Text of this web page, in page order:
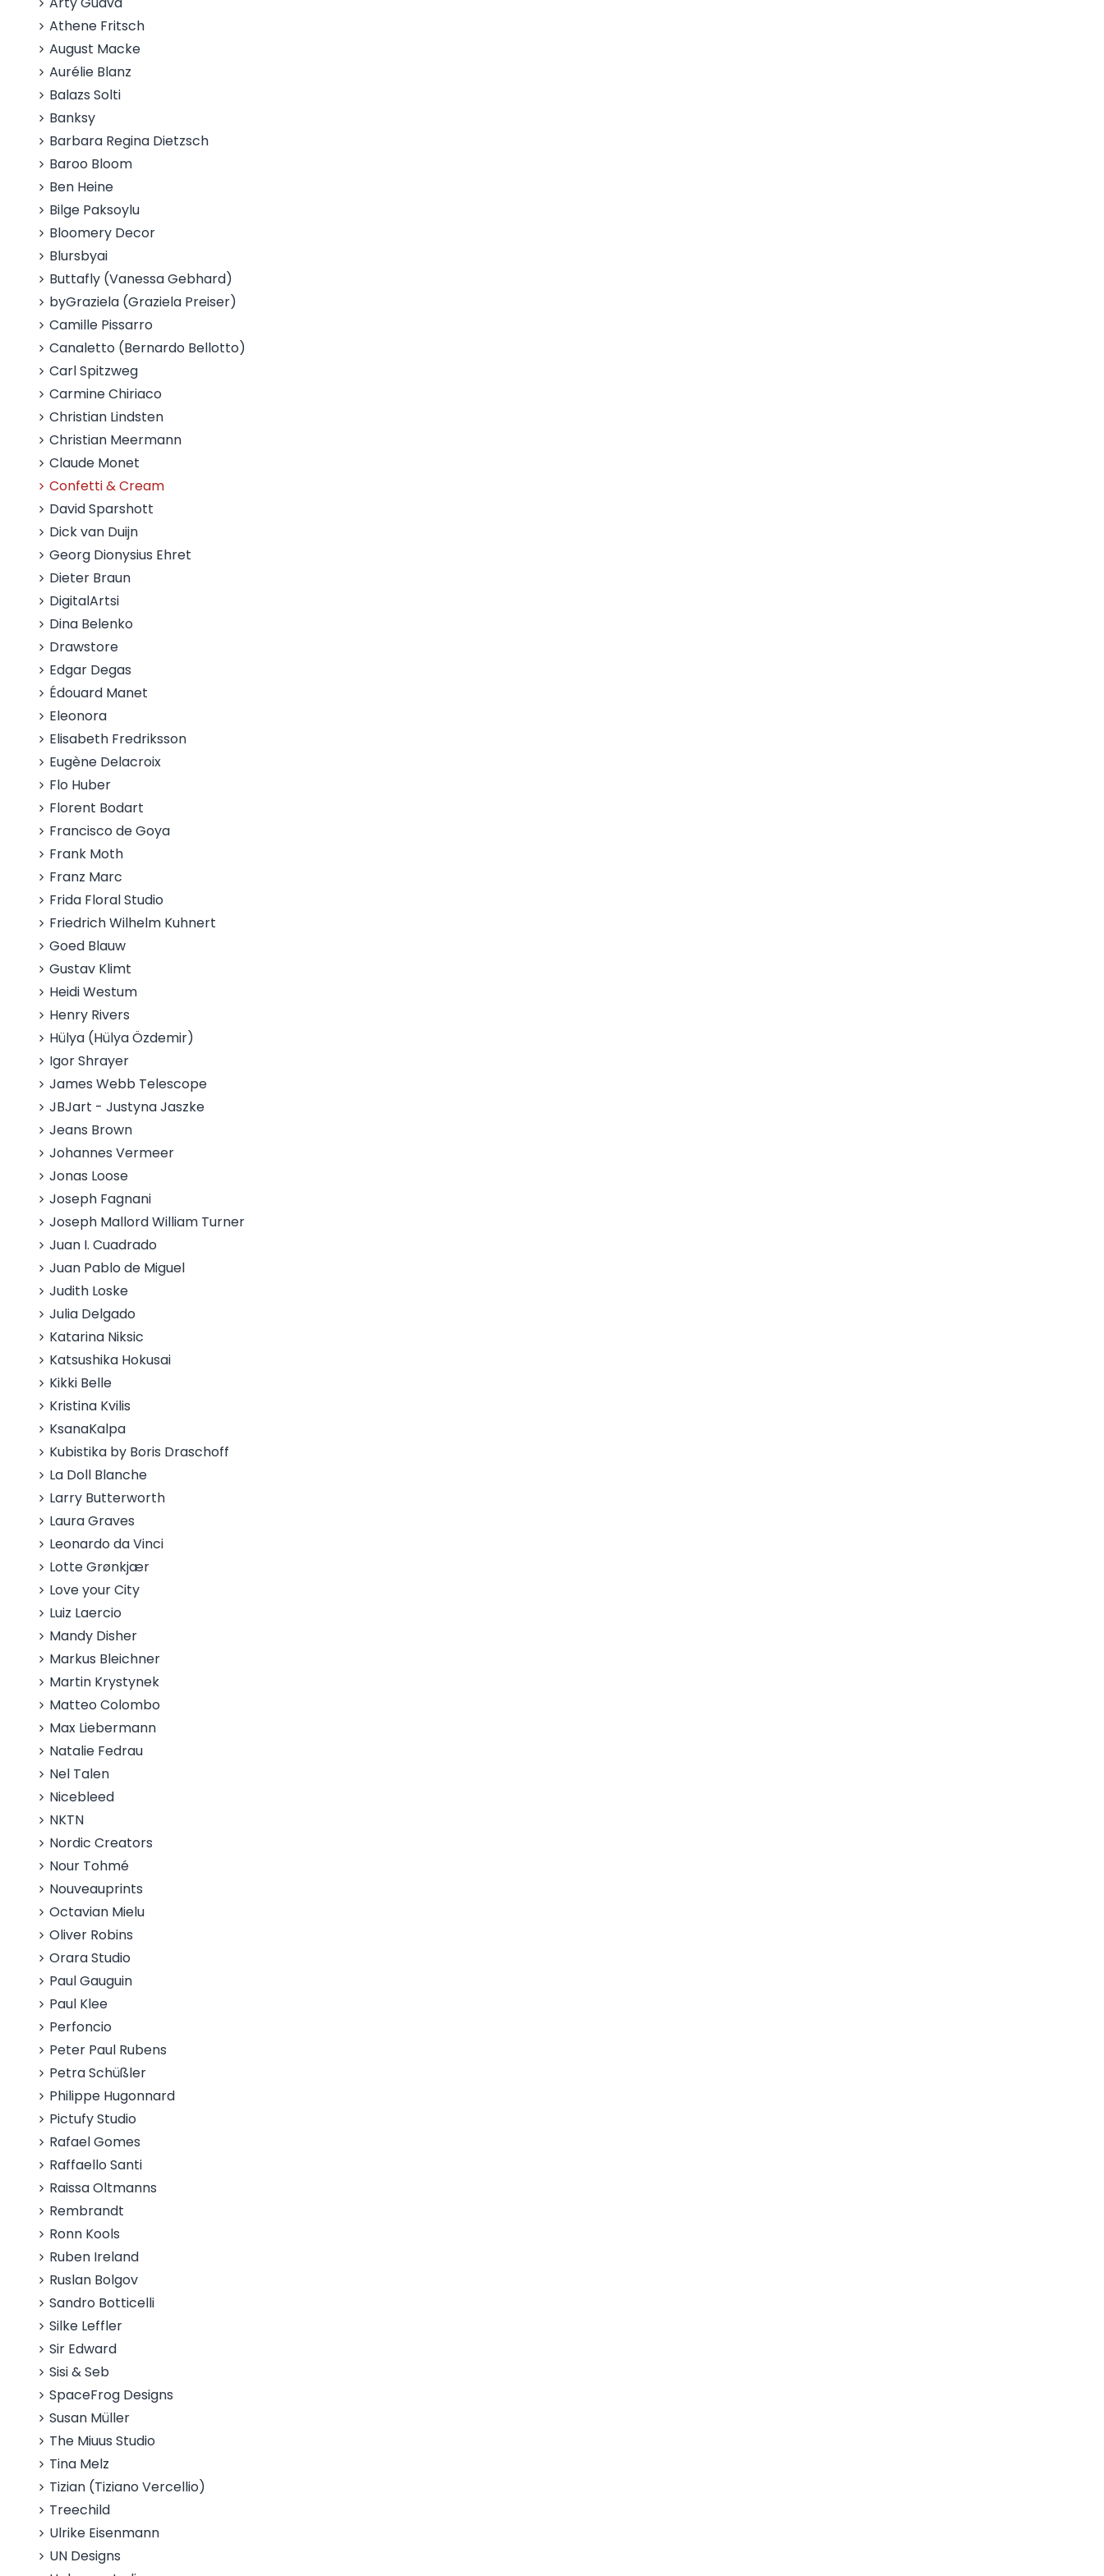
Athene Fritsch
August Macke
Aurélie Blanz
Balazs Solti
Banksy
Barbara Regina Dietzsch
Baroo Bloom
Ben Heine
Bilge Paksoylu
Bloomery Decor
Blursbyai
Buttafly (Vanessa Gebhard)
byGraziela (Graziela Preiser)
Camille Pissarro
Canaletto (Bernardo Bellotto)
Carl Spitzweg
Carmine Chiriaco
Christian Lindsten
Christian Meermann
Claude Monet
Confetti & Cream
David Sparshott
Dick van Duijn
Georg Dionysius Ehret
Dieter Braun
DigitalArtsi
Dina Belenko
Drawstore
Edgar Degas
Édouard Manet
Eleonora
Elisabeth Fredriksson
Eugène Delacroix
Flo Huber
Florent Bodart
Francisco de Goya
Frank Moth
Franz Marc
Frida Floral Studio
Friedrich Wilhelm Kuhnert
Goed Blauw
Gustav Klimt
Heidi Westum
Henry Rivers
Hülya (Hülya Özdemir)
Igor Shrayer
James Webb Telescope
JBJart - Justyna Jaszke
Jeans Brown
Johannes Vermeer
Jonas Loose
Joseph Fagnani
Joseph Mallord William Turner
Juan I. Cuadrado
Juan Pablo de Miguel
Judith Loske
Julia Delgado
Katarina Niksic
Katsushika Hokusai
Kikki Belle
Kristina Kvilis
KsanaKalpa
Kubistika by Boris Draschoff
La Doll Blanche
Larry Butterworth
Laura Graves
Leonardo da Vinci
Lotte Grønkjær
Love your City
Luiz Laercio
Mandy Disher
Markus Bleichner
Martin Krystynek
Matteo Colombo
Max Liebermann
Natalie Fedrau
Nel Talen
Nicebleed
NKTN
Nordic Creators
Nour Tohmé
Nouveauprints
Octavian Mielu
Oliver Robins
Orara Studio
Paul Gauguin
Paul Klee
Perfoncio
Peter Paul Rubens
Petra Schüßler
Philippe Hugonnard
Pictufy Studio
Rafael Gomes
Raffaello Santi
Raissa Oltmanns
Rembrandt
Ronn Kools
Ruben Ireland
Ruslan Bolgov
Sandro Botticelli
Silke Leffler
Sir Edward
Sisi & Seb
SpaceFrog Designs
Susan Müller
The Miuus Studio
Tina Melz
Tizian (Tiziano Vercellio)
Treechild
Ulrike Eisenmann
UN Designs